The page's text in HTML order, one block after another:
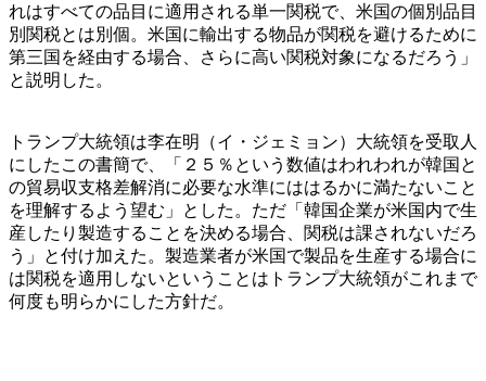
れはすべての品目に適用される単一関税で、米国の個別品目
別関税とは別個。米国に輸出する物品が関税を避けるために
第三国を経由する場合、さらに高い関税対象になるだろう」
と説明した。
トランプ大統領は李在明（イ・ジェミョン）大統領を受取人
にしたこの書簡で、「２５％という数値はわれわれが韓国と
の貿易収支格差解消に必要な水準にははるかに満たないこと
を理解するよう望む」とした。ただ「韓国企業が米国内で生
産したり製造することを決める場合、関税は課されないだろ
う」と付け加えた。製造業者が米国で製品を生産する場合に
は関税を適用しないということはトランプ大統領がこれまで
何度も明らかにした方針だ。